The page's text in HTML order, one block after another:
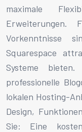
maximale
Erweiterungen.
Vorkenntnisse
Squarespace
Systeme
professionelle
lokalen Hosting-
Design,
Sie: Eine